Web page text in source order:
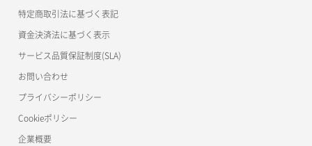
特定商取引法に基づく表記
資金決済法に基づく表示
サービス品質保証制度(SLA)
お問い合わせ
プライバシーポリシー
Cookieポリシー
企業概要